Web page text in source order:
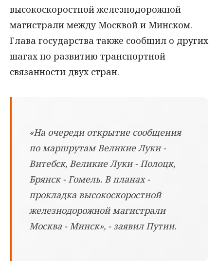
высокоскоростной железнодорожной
магистрали между Москвой и Минском.
Глава государства также сообщил о других
шагах по развитию транспортной
связанности двух стран.
«На очереди открытие сообщения
по маршрутам Великие Луки -
Витебск, Великие Луки - Полоцк,
Брянск - Гомель. В планах -
прокладка высокоскоростной
железнодорожной магистрали
Москва - Минск», - заявил Путин.